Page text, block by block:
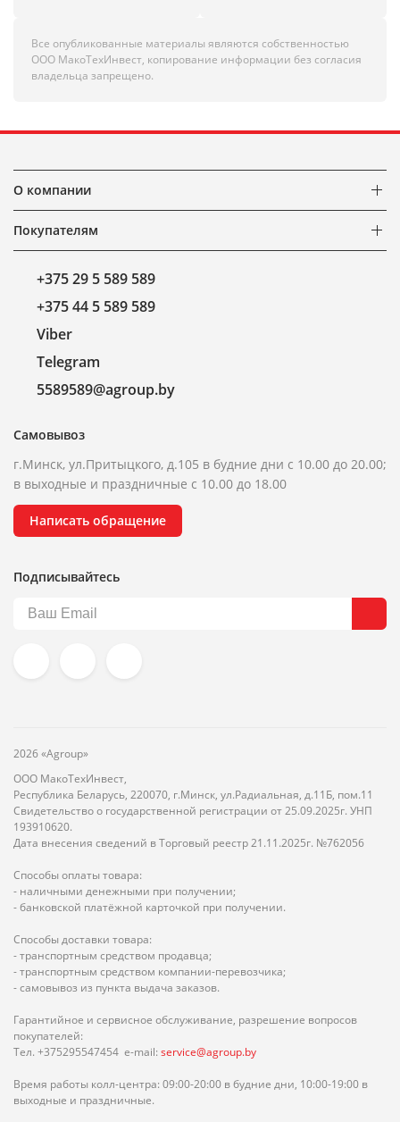
Все опубликованные материалы являются собственностью
ООО МакоТехИнвест, копирование информации без согласия
владельца запрещено.
О компании
Покупателям
+375 29 5 589 589
+375 44 5 589 589
Viber
Telegram
5589589@agroup.by
Самовывоз
г.Минск, ул.Притыцкого, д.105 в будние дни с 10.00 до 20.00;
в выходные и праздничные с 10.00 до 18.00
Написать обращение
Подписывайтесь
2026 «Agroup»
ООО МакоТехИнвест,
Республика Беларусь, 220070, г.Минск, ул.Радиальная, д.11Б, пом.11
Свидетельство о государственной регистрации от 25.09.2025г. УНП
193910620.
Дата внесения сведений в Торговый реестр 21.11.2025г. №762056
Способы оплаты товара:
- наличными денежными при получении;
- банковской платёжной карточкой при получении.
Способы доставки товара:
- транспортным средством продавца;
- транспортным средством компании-перевозчика;
- самовывоз из пункта выдача заказов.
Гарантийное и сервисное обслуживание, разрешение вопросов
покупателей:
Тел. +375295547454 e-mail: service@agroup.by
Время работы колл-центра: 09:00-20:00 в будние дни, 10:00-19:00 в
выходные и праздничные.